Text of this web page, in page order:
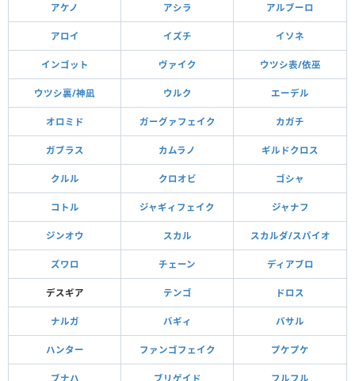
アケノ アシラ アルブーロ
アロイ イズチ イソネ
インゴット ヴァイク ウツシ表/依巫
ウツシ裏/神凪 ウルク エーデル
オロミド ガーグァフェイク カガチ
ガブラス カムラノ ギルドクロス
クルル クロオビ ゴシャ
コトル ジャギィフェイク ジャナフ
ジンオウ スカル スカルダ/スパイオ
ズワロ チェーン ディアブロ
デスギア テンゴ ドロス
ナルガ バギィ バサル
ハンター ファンゴフェイク プケプケ
ブナハ ブリゲイド フルフル